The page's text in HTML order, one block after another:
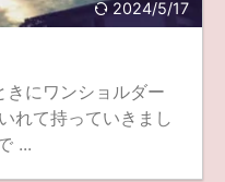
2024/5/17
きにワンショルダー
れて持っていきまし
...